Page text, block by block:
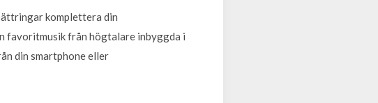
komplettera din
favoritmusik från högtalare inbyggda i
din smartphone eller